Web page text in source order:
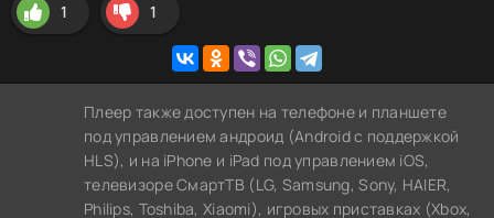
1 1
Плеер также доступен на телефоне и планшете
под управлением андроид (Android с поддержкой
HLS), и на iPhone и iPad под управлением iOS,
телевизоре СмартТВ (LG, Samsung, Sony, HAIER,
Philips, Toshiba, Xiaomi), игровых приставках (Xbox,